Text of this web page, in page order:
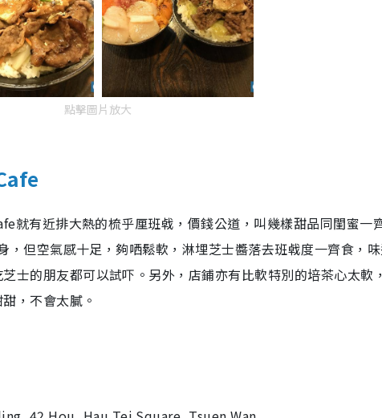
點擊圖片放大
就有近排大熱的梳乎厘班㦸，價錢公道，叫幾樣甜品同閨蜜一
，但空氣感十足，夠哂鬆軟，淋埋芝士醬落去班㦸度一齊食，
士的朋友都可以試吓。另外，店鋪亦有比軟特別的培茶心太軟
，不會太膩。